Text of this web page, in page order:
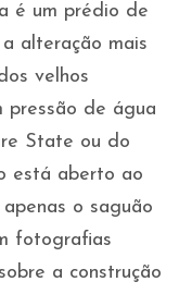
é um prédio de
alteração mais
velhos
pressão de água
State ou do
está aberto ao
o saguão
fotografias
a construção